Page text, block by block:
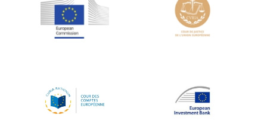
Jean-Louis Schiltz
Jean-Victor Louis
Johnny Åkerholm